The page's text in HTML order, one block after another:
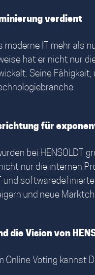
verdient
moderne IT mehr als
hat er nicht nur
Seine Fähigkeit,
für
bei HENSOLDT
nur die internen
und
und neue
die Vision von
Online Voting kannst